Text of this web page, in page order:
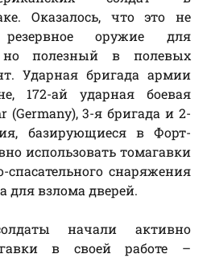
Оказалось, что это не
оружие для
но полезный в полевых
Ударная бригада армии
172-ай ударная боевая
(Germany), 3-я бригада и 2-
базирующиеся в Форт-
использовать томагавки
спасательного снаряжения
для взлома дверей.
начали активно
в своей работе –